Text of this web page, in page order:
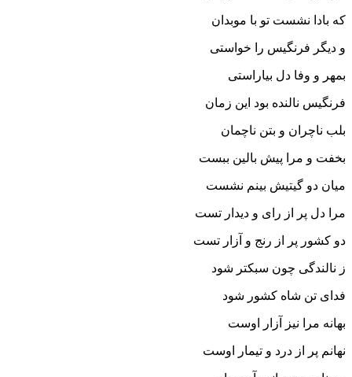
که بادا نشست تو با موبدان‏
و دیگر فرنگیس را خواستى
بمهر و وفا دل بیاراستى‏
فرنگیس نالنده بود این زمان
بلب ناچران و بتن ناچمان‏
بخفت و مرا پیش بالین ببست
میان دو گیتیش بینم نشست‏
مرا دل پر از راى و دیدار تست
دو کشور پر از رنج و آزار تست‏
ز نالندگى چون سبکتر شود
فداى تن شاه کشور شود
بهانه مرا نیز آزار اوست
نهانم پر از درد و تیمار اوست‏